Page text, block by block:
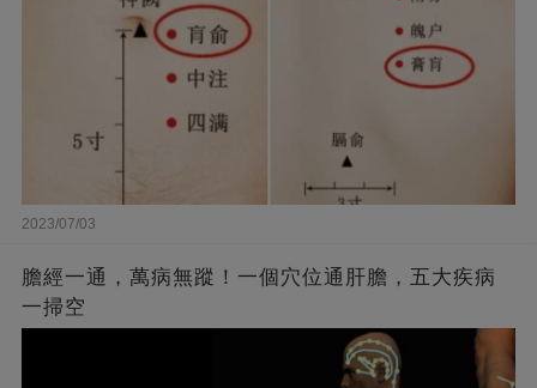
2023/07/03
膽經一通，萬病無蹤！一個穴位通肝膽，五大疾病
一掃空